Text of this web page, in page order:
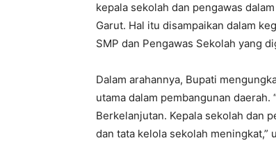
kepala sekolah dan pengawas
Garut. Hal itu disampaikan dalam
SMP dan Pengawas Sekolah yang
Dalam arahannya, Bupati
utama dalam pembangunan
Berkelanjutan. Kepala sekolah dan
dan tata kelola sekolah meningkat,”